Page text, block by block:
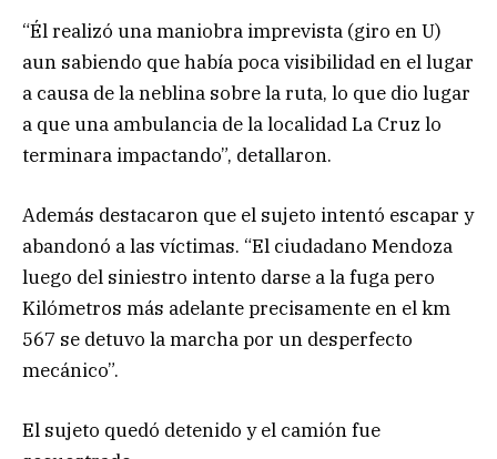
“Él realizó una maniobra imprevista (giro en U)
aun sabiendo que había poca visibilidad en el lugar
a causa de la neblina sobre la ruta, lo que dio lugar
a que una ambulancia de la localidad La Cruz lo
terminara impactando”, detallaron.
Además destacaron que el sujeto intentó escapar y
abandonó a las víctimas. “El ciudadano Mendoza
luego del siniestro intento darse a la fuga pero
Kilómetros más adelante precisamente en el km
567 se detuvo la marcha por un desperfecto
mecánico”.
El sujeto quedó detenido y el camión fue